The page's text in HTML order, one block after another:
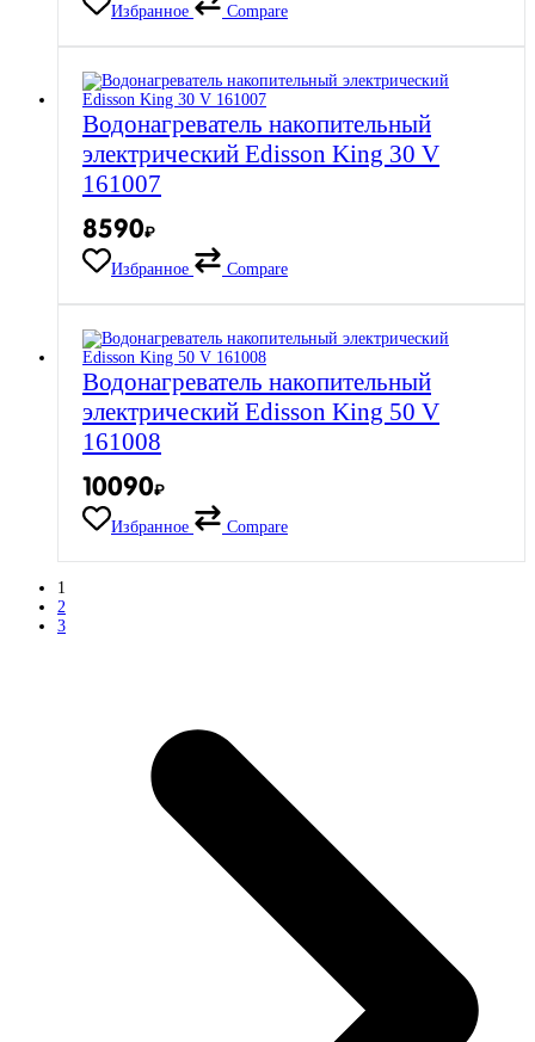
Избранное Compare
Водонагреватель накопительный
электрический Edisson King 30 V
161007
8590₽
Избранное Compare
Водонагреватель накопительный
электрический Edisson King 50 V
161008
10090₽
Избранное Compare
1
2
3